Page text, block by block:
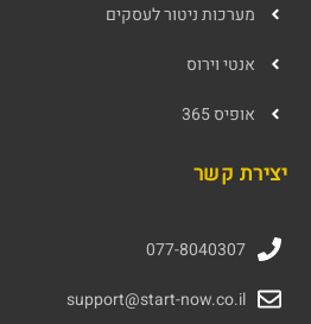
מערכות ניטור לעסקים
אנטי וירוס
אופיס 365
יצירת קשר
077-8040307
support@start-now.co.il